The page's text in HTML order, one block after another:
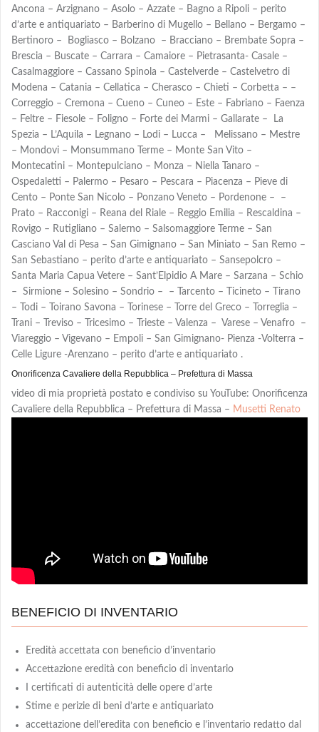
Ancona – Arzignano – Asolo – Azzate – Bagno a Ripoli – perito
d’arte e antiquariato – Barberino di Mugello – Bellano – Bergamo –
Bertinoro – Bogliasco – Bolzano – Bracciano – Brembate Sopra –
Brescia – Buscate – Carrara – Camaiore – Pietrasanta- Casale –
Casalmaggiore – Cassano Spinola – Castelverde – Castelvetro di
Modena – Catania – Cellatica – Cherasco – Chieti – Corbetta – –
Correggio – Cremona – Cueno – Cuneo – Este – Fabriano – Faenza
– Feltre – Fiesole – Foligno – Forte dei Marmi – Gallarate – La
Spezia – L’Aquila – Legnano – Lodi – Lucca – Melissano – Mestre
– Mondovi – Monsummano Terme – Monte San Vito –
Montecatini – Montepulciano – Monza – Niella Tanaro –
Ospedaletti – Palermo – Pesaro – Pescara – Piacenza – Pieve di
Cento – Ponte San Nicolo – Ponzano Veneto – Pordenone – –
Prato – Racconigi – Reana del Riale – Reggio Emilia – Rescaldina –
Rovigo – Rutigliano – Salerno – Salsomaggiore Terme – San
Casciano Val di Pesa – San Gimignano – San Miniato – San Remo –
San Sebastiano – perito d’arte e antiquariato – Sansepolcro –
Santa Maria Capua Vetere – Sant’Elpidio A Mare – Sarzana – Schio
– Sirmione – Solesino – Sondrio – – Tarcento – Ticineto – Tirano
– Todi – Toirano Savona – Torinese – Torre del Greco – Torreglia –
Trani – Treviso – Tricesimo – Trieste – Valenza – Varese – Venafro –
Viareggio – Vigevano – Empoli – San Gimignano- Pienza -Volterra –
Celle Ligure -Arenzano – perito d’arte e antiquariato .
Onorificenza Cavaliere della Repubblica – Prefettura di Massa
video di mia proprietà postato e condiviso su YouTube: Onorificenza
Cavaliere della Repubblica – Prefettura di Massa – Musetti Renato
BENEFICIO DI INVENTARIO
Eredità accettata con beneficio d’inventario
Accettazione eredità con beneficio di inventario
I certificati di autenticità delle opere d’arte
Stime e perizie di beni d’arte e antiquariato
accettazione dell’eredita con beneficio e l’inventario redatto dal